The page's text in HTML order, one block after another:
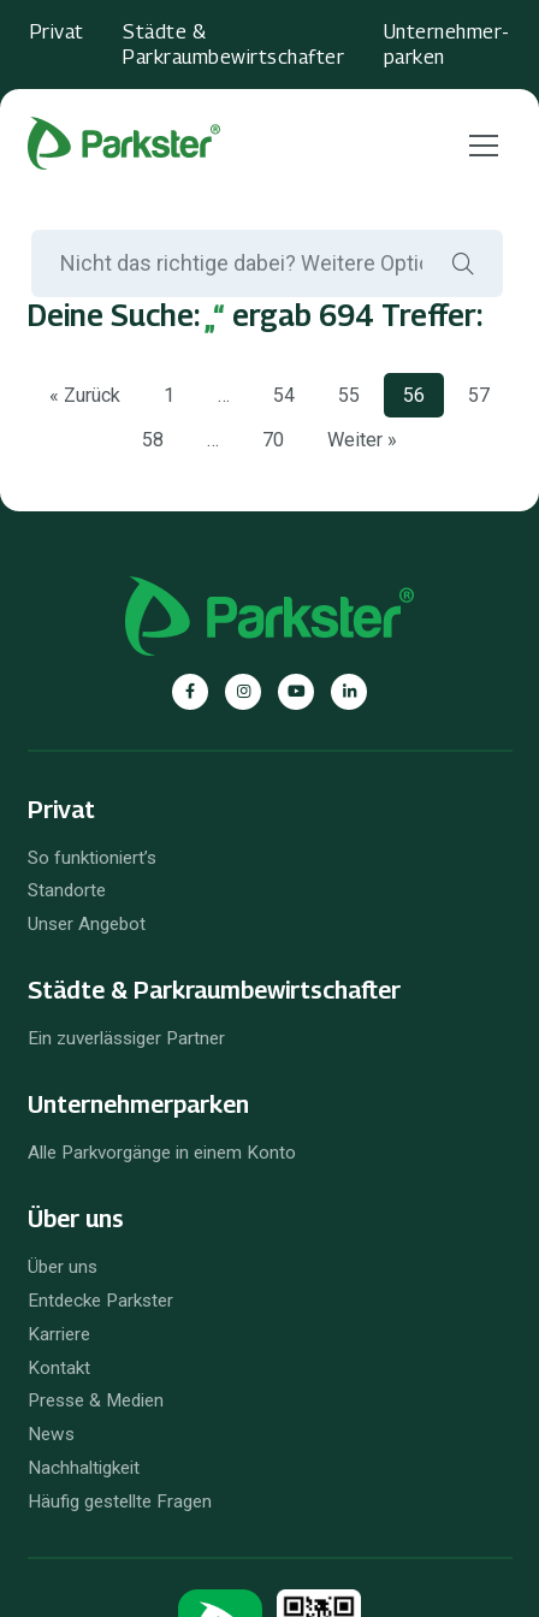
Privat
Städte &
Parkraumbewirtschafter
Unternehmer­
parken
Menu
Deine Suche: „“ ergab 694 Treffer:
« Zurück 1 … 54 55 56
57
58
… 70 Weiter »
Privat
So funktioniert’s
Standorte
Unser Angebot
Städte & Parkraum­bewirtschafter
Ein zuverlässiger Partner
Unternehmer­parken
Alle Parkvorgänge in einem Konto
Über uns
Über uns
Entdecke Parkster
Karriere
Kontakt
Presse & Medien
News
Nachhaltigkeit
Häufig gestellte Fragen